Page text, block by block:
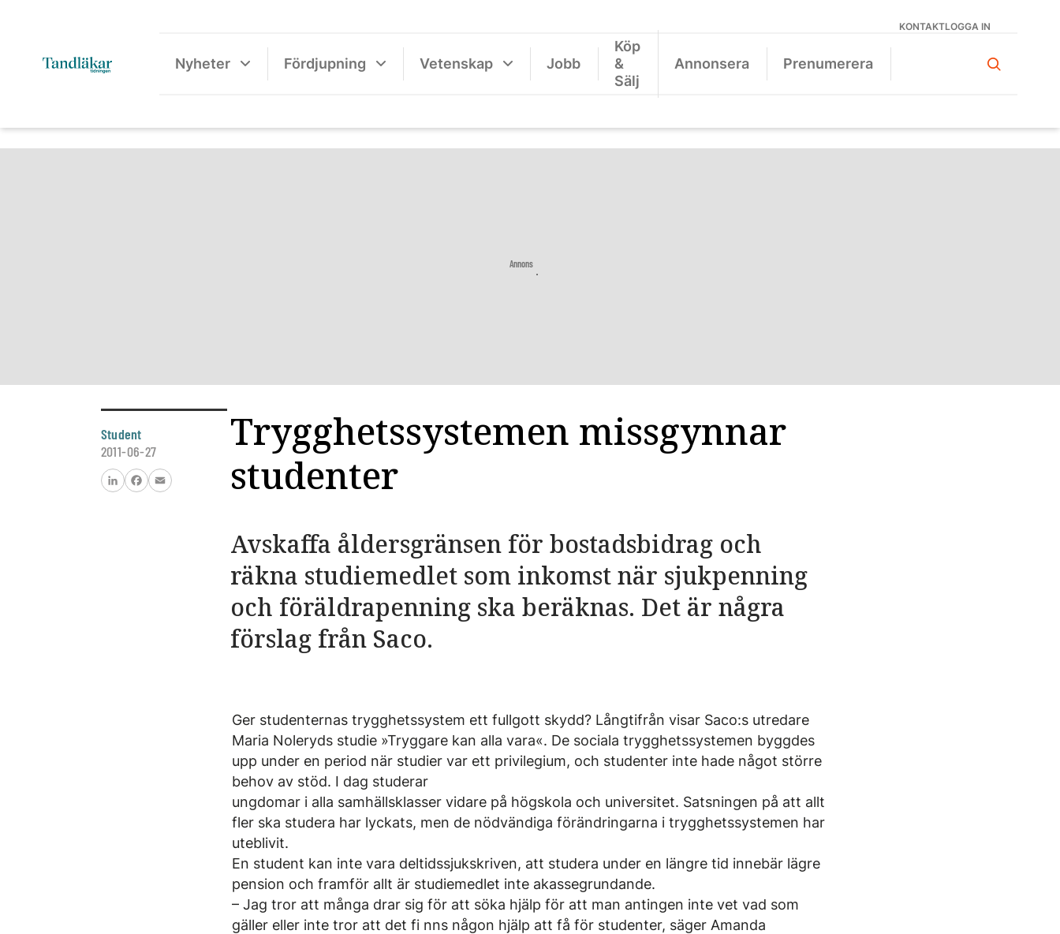
KONTAKTLOGGA IN
Nyheter Fördjupning Vetenskap Jobb
Köp
&
Sälj
Annonsera Prenumerera
Annons
Student
2011-06-27
FacebookEmail
Trygghetssystemen missgynnar
studenter
Avskaffa åldersgränsen för bostadsbidrag och
räkna studiemedlet som inkomst när sjukpenning
och föräldrapenning ska beräknas. Det är några
förslag från Saco.
Ger studenternas trygghetssystem ett fullgott skydd? Långtifrån visar Saco:s utredare
Maria Noleryds studie »Tryggare kan alla vara«. De sociala trygghetssystemen byggdes
upp under en period när studier var ett privilegium, och studenter inte hade något större
behov av stöd. I dag studerar
ungdomar i alla samhällsklasser vidare på högskola och universitet. Satsningen på att allt
fler ska studera har lyckats, men de nödvändiga förändringarna i trygghetssystemen har
uteblivit.
En student kan inte vara deltidssjukskriven, att studera under en längre tid innebär lägre
pension och framför allt är studiemedlet inte akassegrundande.
– Jag tror att många drar sig för att söka hjälp för att man antingen inte vet vad som
gäller eller inte tror att det fi nns någon hjälp att få för studenter, säger Amanda